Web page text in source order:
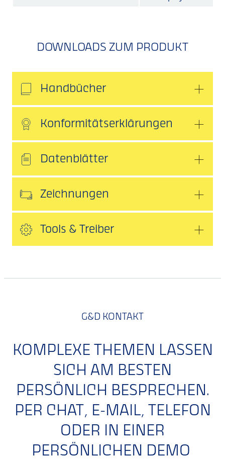
DOWNLOADS ZUM PRODUKT
Handbücher
Konformitätserklärungen
Datenblätter
Zeichnungen
Tools & Treiber
G&D KONTAKT
KOMPLEXE THEMEN LASSEN
SICH AM BESTEN
PERSÖNLICH BESPRECHEN.
PER CHAT, E-MAIL, TELEFON
ODER IN EINER
PERSÖNLICHEN DEMO